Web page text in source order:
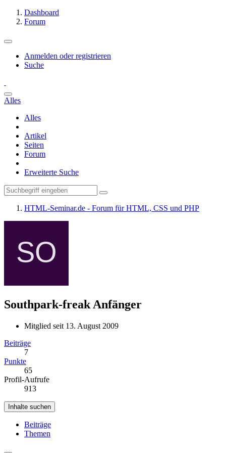
Dashboard
Forum
Anmelden oder registrieren
Suche
Alles
Alles
Artikel
Seiten
Forum
Erweiterte Suche
HTML-Seminar.de - Forum für HTML, CSS und PHP
Southpark-freak Anfänger
Mitglied seit 13. August 2009
Beiträge
7
Punkte
65
Profil-Aufrufe
913
Inhalte suchen
Beiträge
Themen